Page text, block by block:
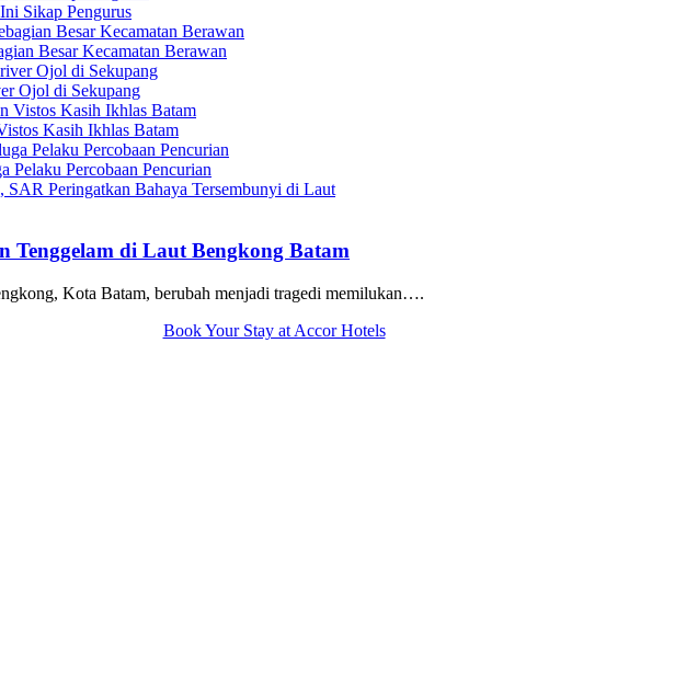
Sikap Pengurus
Besar Kecamatan Berawan
Ojol di Sekupang
Kasih Ikhlas Batam
Pelaku Percobaan Pencurian
Tenggelam di Laut Bengkong Batam
Kota Batam, berubah menjadi tragedi memilukan….